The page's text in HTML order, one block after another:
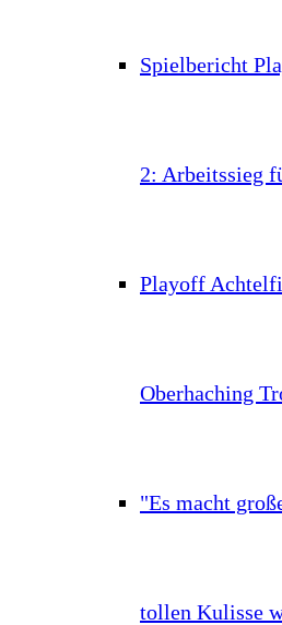
Spielbericht
2: Arbeitssieg
Playoff
Oberhaching
"Es macht
tollen Kulisse